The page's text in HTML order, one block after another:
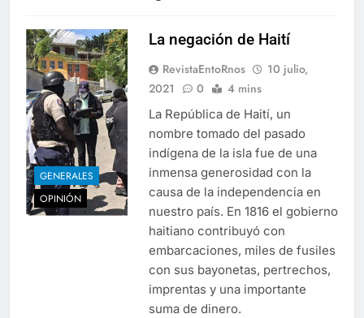
GENERALES
OPINIÓN
La negación de Haití
RevistaEntoRnos
10 julio,
2021
0 4 mins
La República de Haití, un
nombre tomado del pasado
indígena de la isla fue de una
inmensa generosidad con la
causa de la independencia en
nuestro país. En 1816 el gobierno
haitiano contribuyó con
embarcaciones, miles de fusiles
con sus bayonetas, pertrechos,
imprentas y una importante
suma de dinero.